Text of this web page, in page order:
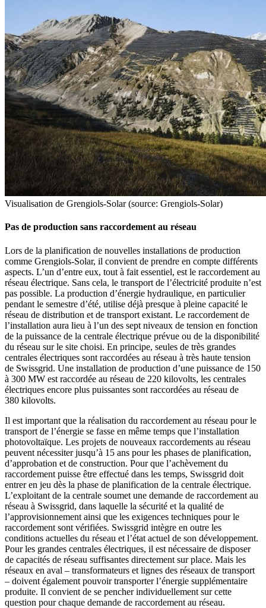
Visualisation de Grengiols-Solar (source: Grengiols-Solar)
Pas de production sans raccordement au réseau
Lors de la planification de nouvelles installations de production
comme Grengiols-Solar, il convient de prendre en compte différents
aspects. L’un d’entre eux, tout à fait essentiel, est le raccordement au
réseau électrique. Sans cela, le transport de l’électricité produite n’est
pas possible. La production d’énergie hydraulique, en particulier
pendant le semestre d’été, utilise déjà presque à pleine capacité le
réseau de distribution et de transport existant. Le raccordement de
l’installation aura lieu à l’un des sept niveaux de tension en fonction
de la puissance de la centrale électrique prévue ou de la disponibilité
du réseau sur le site choisi. En principe, seules de très grandes
centrales électriques sont raccordées au réseau à très haute tension
de Swissgrid. Une installation de production d’une puissance de 150
à 300 MW est raccordée au réseau de 220 kilovolts, les centrales
électriques encore plus puissantes sont raccordées au réseau de
380 kilovolts.
Il est important que la réalisation du raccordement au réseau pour le
transport de l’énergie se fasse en même temps que l’installation
photovoltaïque. Les projets de nouveaux raccordements au réseau
peuvent nécessiter jusqu’à 15 ans pour les phases de planification,
d’approbation et de construction. Pour que l’achèvement du
raccordement puisse être effectué dans les temps, Swissgrid doit
entrer en jeu dès la phase de planification de la centrale électrique.
L’exploitant de la centrale soumet une demande de raccordement au
réseau à Swissgrid, dans laquelle la sécurité et la qualité de
l’approvisionnement ainsi que les exigences techniques pour le
raccordement sont vérifiées. Swissgrid intègre en outre les
conditions actuelles du réseau et l’état actuel de son développement.
Pour les grandes centrales électriques, il est nécessaire de disposer
de capacités de réseau suffisantes directement sur place. Mais les
réseaux en aval – transformateurs et lignes des réseaux de transport
– doivent également pouvoir transporter l’énergie supplémentaire
produite. Il convient de se pencher individuellement sur cette
question pour chaque demande de raccordement au réseau.